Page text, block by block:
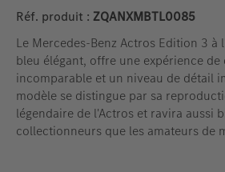
Réf. produit : ZQANXMBTL0085
Le Mercedes-Benz Actros Edition 3 à
bleu élégant, offre une expérience
incomparable et un niveau de détail
modèle se distingue par sa
légendaire de l'Actros et ravira aussi
collectionneurs que les amateurs de